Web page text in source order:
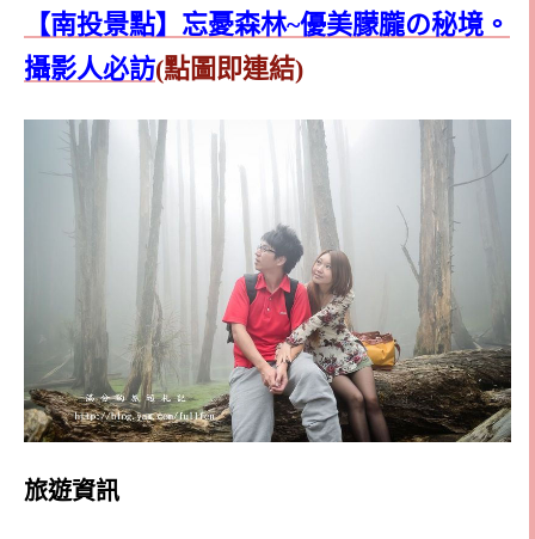
【南投景點】忘憂森林~優美朦朧の秘境。
攝影人必訪(點圖即連結)
旅遊資訊